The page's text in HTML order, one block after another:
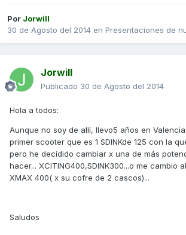
Por Jorwill
30 de Agosto del 2014 en Presentaciones de
Jorwill
Publicado 30 de Agosto del 2014
Hola a todos:
Aunque no soy de allí, llevo5 años en
primer scooter que es 1 SDINKde 125 con la
pero he decidido cambiar x una de más
hacer... XCITING400,SDINK300...o me cambio
XMAX 400( x su cofre de 2 cascos)...
Saludos